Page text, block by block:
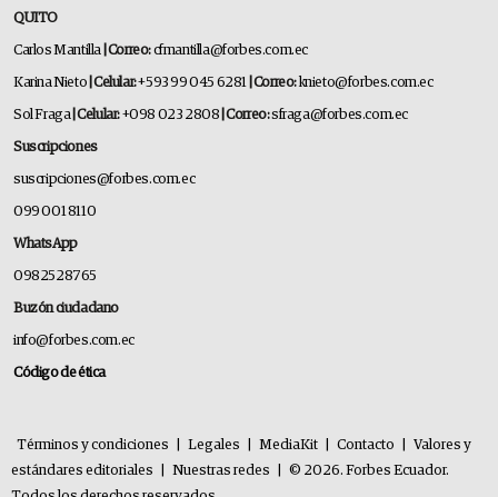
QUITO
Carlos Mantilla | Correo:cfmantilla@forbes.com.ec
Karina Nieto | Celular:+593 99 045 6281 | Correo:knieto@forbes.com.ec
Sol Fraga| Celular:+098 023 2808 | Correo:sfraga@forbes.com.ec
Suscripciones
suscripciones@forbes.com.ec
099 001 8110
WhatsApp
0982528765
Buzón ciudadano
info@forbes.com.ec
Código de ética
Términos y condiciones Legales MediaKit Contacto
Valores y
estándares editoriales
Nuestras redes
© 2026. Forbes Ecuador.